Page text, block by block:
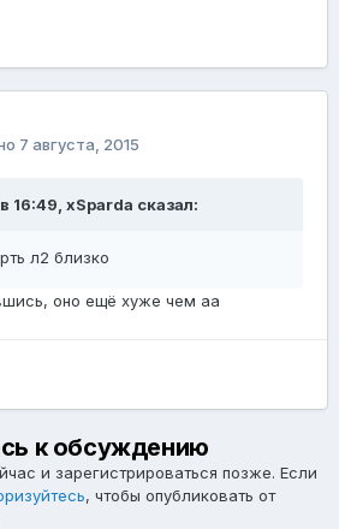
7 августа, 2015
16:49, xSparda сказал:
л2 близко
оно ещё хуже чем аа
к обсуждению
и зарегистрироваться позже. Если
, чтобы опубликовать от